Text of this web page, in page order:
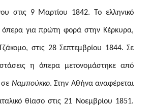
στις 9 Μαρτίου 1842. Το ελληνικό
όπερα για πρώτη φορά στην Κέρκυρα,
στις 28 Σεπτεμβρίου 1844. Σε
η όπερα μετονομάστηκε από
σε Ναμπούκκο. Στην Αθήνα αναφέρεται
θίασο στις 21 Νοεμβρίου 1851.